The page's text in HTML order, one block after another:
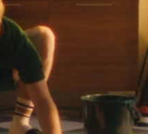
I miei dispositivi
I miei indirizzi
I miei abbonamenti
Español
Português
Русский
繁體中文